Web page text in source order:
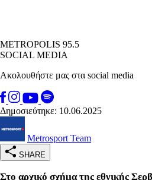
METROPOLIS 95.5
SOCIAL MEDIA
Ακολουθήστε μας στα social media
Δημοσιεύτηκε: 10.06.2025
Metrosport Team
SHARE
Στο αρχικό σχήμα της εθνικής